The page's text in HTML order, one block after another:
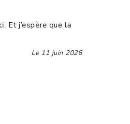
Et j’espère que la
Le 11 juin 2026